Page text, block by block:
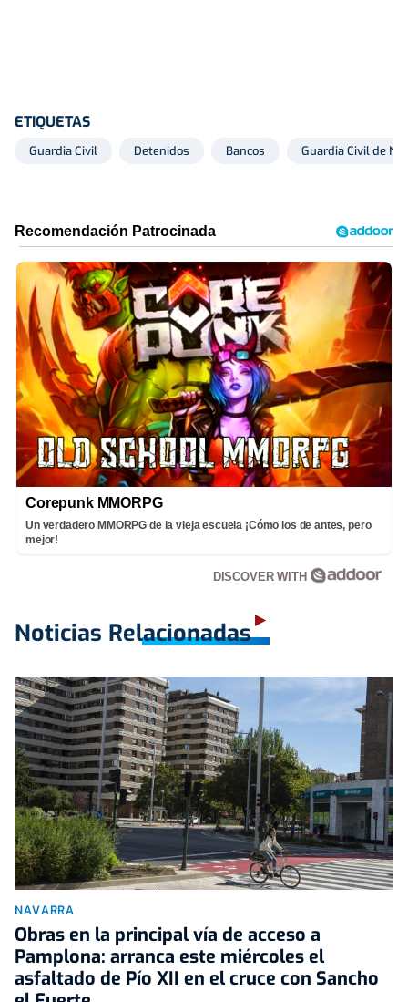
ETIQUETAS
Guardia Civil Detenidos Bancos Guardia Civil de
Corepunk MMORPG
Un verdadero MMORPG de la vieja escuela ¡Cómo los de antes, pero
mejor!
DISCOVER WITH
Noticias Relacionadas
NAVARRA
Obras en la principal vía de acceso a
Pamplona: arranca este miércoles el
asfaltado de Pío XII en el cruce con Sancho